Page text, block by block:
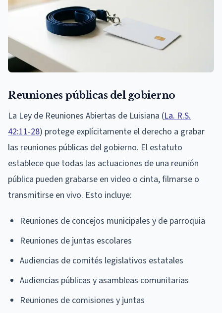
Reuniones públicas del gobierno
La Ley de Reuniones Abiertas de Luisiana (La. R.S.
42:11-28) protege explícitamente el derecho a grabar
las reuniones públicas del gobierno. El estatuto
establece que todas las actuaciones de una reunión
pública pueden grabarse en video o cinta, filmarse o
transmitirse en vivo. Esto incluye:
Reuniones de concejos municipales y de parroquia
Reuniones de juntas escolares
Audiencias de comités legislativos estatales
Audiencias públicas y asambleas comunitarias
Reuniones de comisiones y juntas